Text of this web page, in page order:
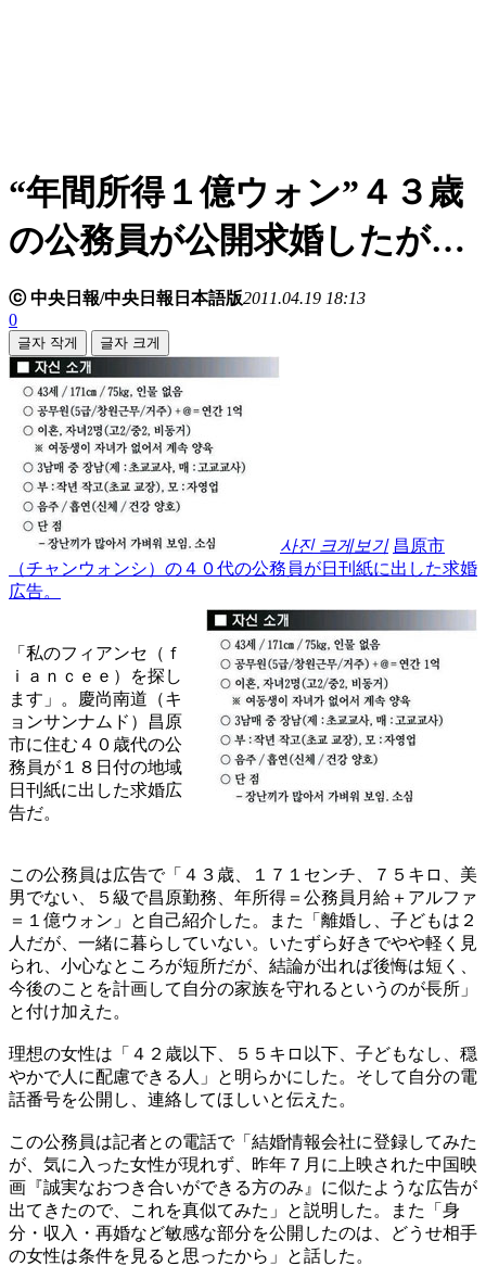
“年間所得１億ウォン”４３歳
の公務員が公開求婚したが…
ⓒ 中央日報/中央日報日本語版2011.04.19 18:13
0
글자 작게 글자 크게
사진 크게보기 昌原市
（チャンウォンシ）の４０代の公務員が日刊紙に出した求婚
広告。
「私のフィアンセ（ｆ
ｉａｎｃｅｅ）を探し
ます」。慶尚南道（キ
ョンサンナムド）昌原
市に住む４０歳代の公
務員が１８日付の地域
日刊紙に出した求婚広
告だ。
この公務員は広告で「４３歳、１７１センチ、７５キロ、美
男でない、５級で昌原勤務、年所得＝公務員月給＋アルファ
＝１億ウォン」と自己紹介した。また「離婚し、子どもは２
人だが、一緒に暮らしていない。いたずら好きでやや軽く見
られ、小心なところが短所だが、結論が出れば後悔は短く、
今後のことを計画して自分の家族を守れるというのが長所」
と付け加えた。
理想の女性は「４２歳以下、５５キロ以下、子どもなし、穏
やかで人に配慮できる人」と明らかにした。そして自分の電
話番号を公開し、連絡してほしいと伝えた。
この公務員は記者との電話で「結婚情報会社に登録してみた
が、気に入った女性が現れず、昨年７月に上映された中国映
画『誠実なおつき合いができる方のみ』に似たような広告が
出てきたので、これを真似てみた」と説明した。また「身
分・収入・再婚など敏感な部分を公開したのは、どうせ相手
の女性は条件を見ると思ったから」と話した。